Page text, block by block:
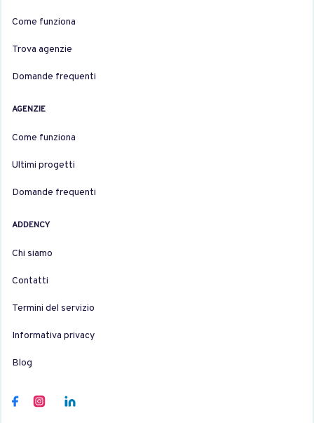
Come funziona
Trova agenzie
Domande frequenti
AGENZIE
Come funziona
Ultimi progetti
Domande frequenti
ADDENCY
Chi siamo
Contatti
Termini del servizio
Informativa privacy
Blog